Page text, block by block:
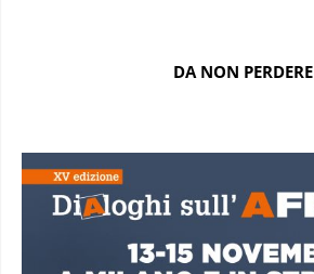
DA NON PERDERE